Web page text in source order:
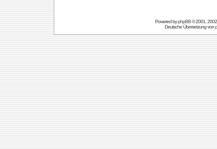
Powered byphpBB© 2001,
Deutsche Übersetzung von